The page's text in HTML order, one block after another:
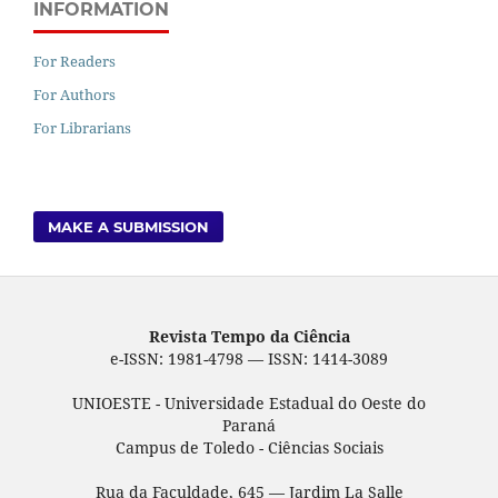
INFORMATION
For Readers
For Authors
For Librarians
MAKE A SUBMISSION
Revista Tempo da Ciência
e-ISSN: 1981-4798 — ISSN: 1414-3089
UNIOESTE - Universidade Estadual do Oeste do
Paraná
Campus de Toledo - Ciências Sociais
Rua da Faculdade, 645 — Jardim La Salle